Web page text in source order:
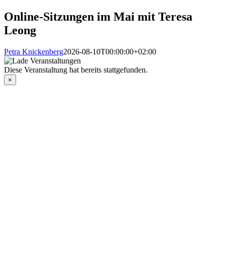
Online-Sitzungen im Mai mit Teresa
Leong
Petra Knickenberg2026-08-10T00:00:00+02:00
Diese Veranstaltung hat bereits stattgefunden.
×